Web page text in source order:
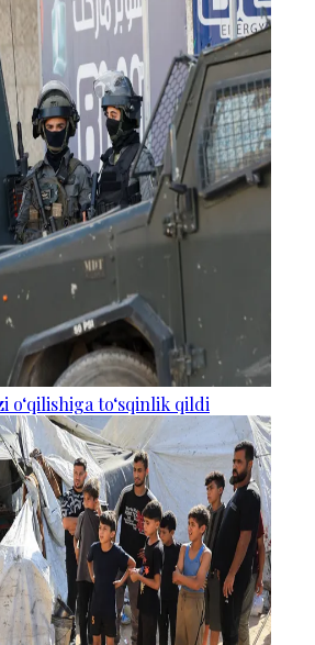
to‘sqinlik qildi